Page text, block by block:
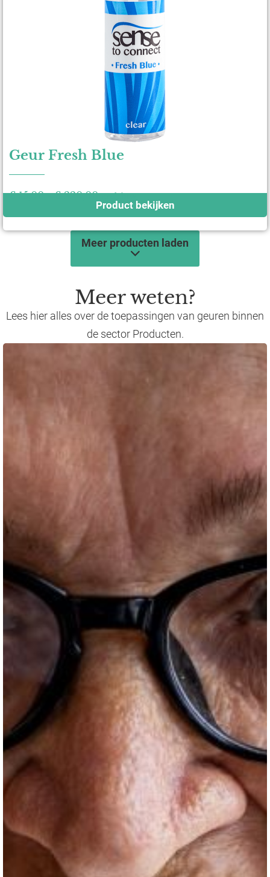
Geur Fresh Blue
€15,00 - €220,00
Product bekijken
Meer producten laden
Meer weten?
Lees hier alles over de toepassingen van geuren binnen
de sector Producten.